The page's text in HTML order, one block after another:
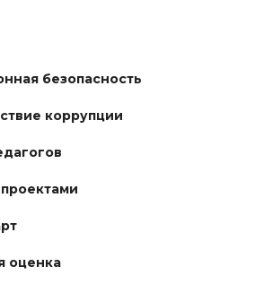
безопасность
коррупции
оценка